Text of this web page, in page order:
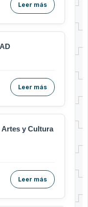
Leer más
Leer más
Artes y Cultura
Leer más